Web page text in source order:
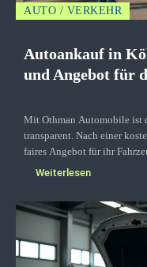
AUTO / VERKEHR
Autoankauf in
und Angebot für
Mit Othman Automobile ist
transparent. Nach einer
faires Angebot für ihr
Weiterlesen